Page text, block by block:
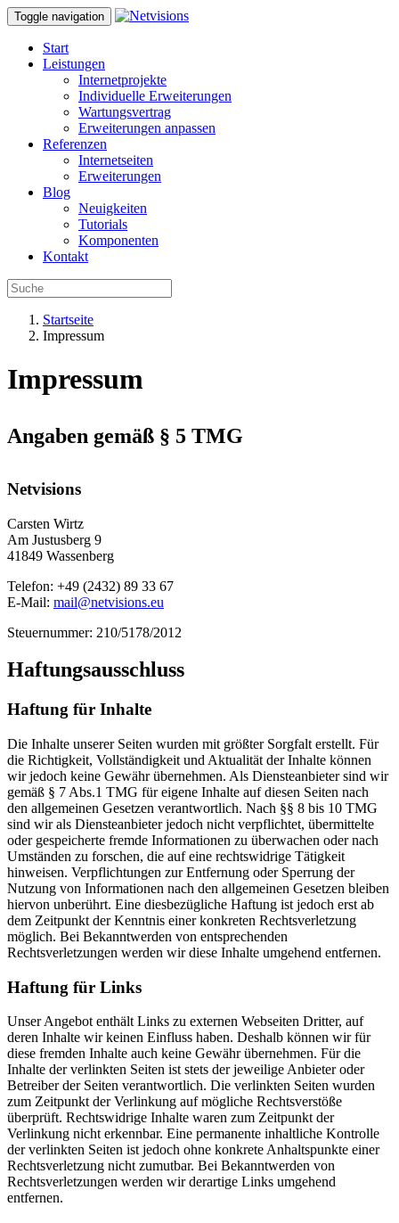
Toggle navigation
Start
Leistungen
Internetprojekte
Individuelle Erweiterungen
Wartungsvertrag
Erweiterungen anpassen
Referenzen
Internetseiten
Erweiterungen
Blog
Neuigkeiten
Tutorials
Komponenten
Kontakt
Startseite
Impressum
Impressum
Angaben gemäß § 5 TMG
Netvisions
Carsten Wirtz
Am Justusberg 9
41849 Wassenberg
Telefon: +49 (2432) 89 33 67
E-Mail: mail@netvisions.eu
Steuernummer: 210/5178/2012
Haftungsausschluss
Haftung für Inhalte
Die Inhalte unserer Seiten wurden mit größter Sorgfalt erstellt. Für
die Richtigkeit, Vollständigkeit und Aktualität der Inhalte können
wir jedoch keine Gewähr übernehmen. Als Diensteanbieter sind wir
gemäß § 7 Abs.1 TMG für eigene Inhalte auf diesen Seiten nach
den allgemeinen Gesetzen verantwortlich. Nach §§ 8 bis 10 TMG
sind wir als Diensteanbieter jedoch nicht verpflichtet, übermittelte
oder gespeicherte fremde Informationen zu überwachen oder nach
Umständen zu forschen, die auf eine rechtswidrige Tätigkeit
hinweisen. Verpflichtungen zur Entfernung oder Sperrung der
Nutzung von Informationen nach den allgemeinen Gesetzen bleiben
hiervon unberührt. Eine diesbezügliche Haftung ist jedoch erst ab
dem Zeitpunkt der Kenntnis einer konkreten Rechtsverletzung
möglich. Bei Bekanntwerden von entsprechenden
Rechtsverletzungen werden wir diese Inhalte umgehend entfernen.
Haftung für Links
Unser Angebot enthält Links zu externen Webseiten Dritter, auf
deren Inhalte wir keinen Einfluss haben. Deshalb können wir für
diese fremden Inhalte auch keine Gewähr übernehmen. Für die
Inhalte der verlinkten Seiten ist stets der jeweilige Anbieter oder
Betreiber der Seiten verantwortlich. Die verlinkten Seiten wurden
zum Zeitpunkt der Verlinkung auf mögliche Rechtsverstöße
überprüft. Rechtswidrige Inhalte waren zum Zeitpunkt der
Verlinkung nicht erkennbar. Eine permanente inhaltliche Kontrolle
der verlinkten Seiten ist jedoch ohne konkrete Anhaltspunkte einer
Rechtsverletzung nicht zumutbar. Bei Bekanntwerden von
Rechtsverletzungen werden wir derartige Links umgehend
entfernen.